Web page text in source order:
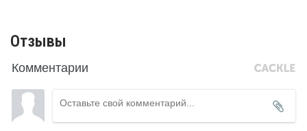
Отзывы
Комментарии